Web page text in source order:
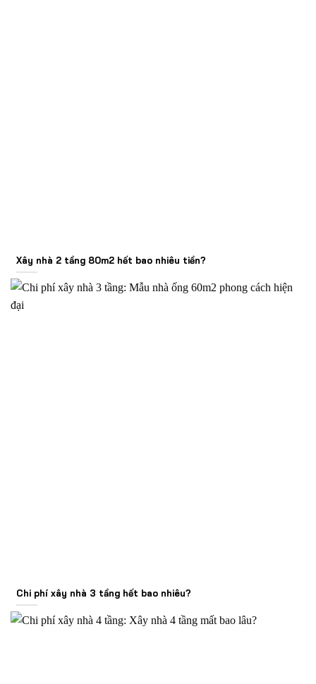
Xây nhà 2 tầng 80m2 hết bao nhiêu tiền?
Chi phí xây nhà 3 tầng hết bao nhiêu?